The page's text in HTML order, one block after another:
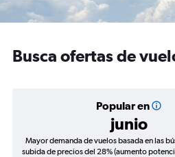
Busca ofertas de
Popular en
junio
Mayor demanda de vuelos basada en las
subida de precios del 28% (aumento